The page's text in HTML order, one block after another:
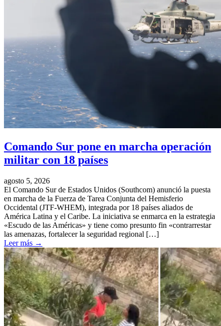
Comando Sur pone en marcha operación
militar con 18 países
agosto 5, 2026
El Comando Sur de Estados Unidos (Southcom) anunció la puesta
en marcha de la Fuerza de Tarea Conjunta del Hemisferio
Occidental (JTF-WHEM), integrada por 18 países aliados de
América Latina y el Caribe. La iniciativa se enmarca en la estrategia
«Escudo de las Américas» y tiene como presunto fin «contrarrestar
las amenazas, fortalecer la seguridad regional […]
Leer más →